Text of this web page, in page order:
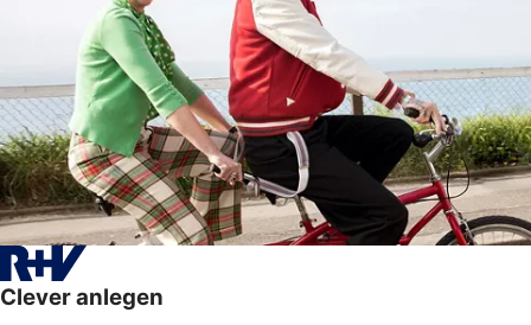
Clever anlegen